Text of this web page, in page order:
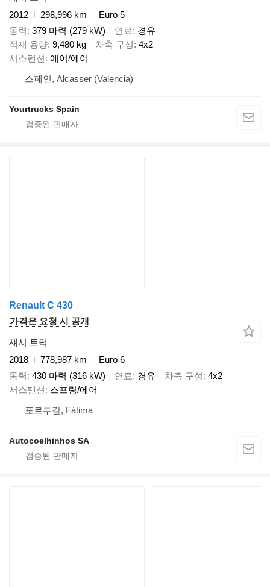
2012
298,996 km
Euro 5
동력 379 마력 (279 kW) 연료
경유
적재 용량 9,480 kg 차축 구성 4x2
서스펜션 에어/에어
스페인, Alcasser (Valencia)
Yourtrucks Spain
Renault C 430
가격은 요청 시 공개
섀시 트럭
2018
778,987 km
Euro 6
동력 430 마력 (316 kW) 연료 경유 차축 구성 4x2
서스펜션
스프링/에어
포르투갈, Fátima
Autocoelhinhos SA